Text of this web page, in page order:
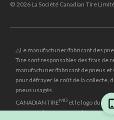
© 2026 La Société Canadian Tire
△Le manufacturier/fabricant des
Tire sont responsables des frais de
manufacturier/fabricant de pneus et
pour défrayer le coût de la collecte,
pneus usagés.
CANADIAN TIREMD et le logo du
marques de commerce déposées